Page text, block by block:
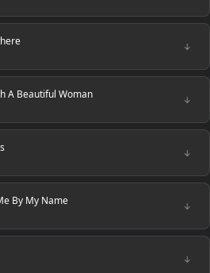
↓
A Beautiful Woman ↓
↓
By My Name ↓
↓